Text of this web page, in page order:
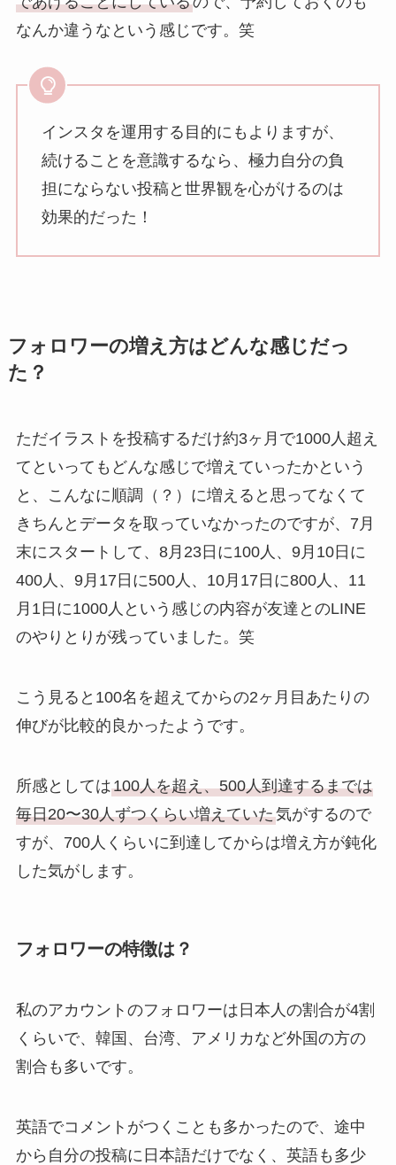
なんか違うなという感じです。笑
インスタを運用する目的にもよりますが、
続けることを意識するなら、極力自分の負
担にならない投稿と世界観を心がけるのは
効果的だった！
フォロワーの増え方はどんな感じだっ
た？
ただイラストを投稿するだけ約3ヶ月で1000人超え
てといってもどんな感じで増えていったかという
と、こんなに順調（？）に増えると思ってなくて
きちんとデータを取っていなかったのですが、7月
末にスタートして、8月23日に100人、9月10日に
400人、9月17日に500人、10月17日に800人、11
月1日に1000人という感じの内容が友達とのLINE
のやりとりが残っていました。笑
こう見ると100名を超えてからの2ヶ月目あたりの
伸びが比較的良かったようです。
所感としては100人を超え、500人到達するまでは
毎日20〜30人ずつくらい増えていた気がするので
すが、700人くらいに到達してからは増え方が鈍化
した気がします。
フォロワーの特徴は？
私のアカウントのフォロワーは日本人の割合が4割
くらいで、韓国、台湾、アメリカなど外国の方の
割合も多いです。
英語でコメントがつくことも多かったので、途中
から自分の投稿に日本語だけでなく、英語も多少